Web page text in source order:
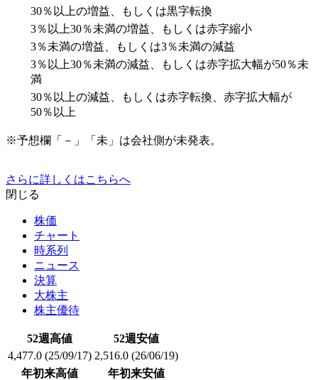
30％以上の増益、もしくは黒字転換
3％以上30％未満の増益、もしくは赤字縮小
3％未満の増益、もしくは3％未満の減益
3％以上30％未満の減益、もしくは赤字拡大幅が50％未
満
30％以上の減益、もしくは赤字転換、赤字拡大幅が
50％以上
※予想欄「－」「未」は会社側が未発表。
さらに詳しくはこちらへ
閉じる
株価
チャート
時系列
ニュース
決算
大株主
株主優待
52週高値
52週安値
4,477.0 (25/09/17) 2,516.0 (26/06/19)
年初来高値
年初来安値